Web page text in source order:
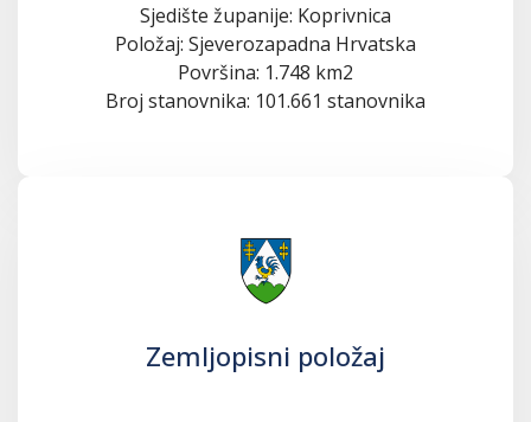
Sjedište županije: Koprivnica
Položaj: Sjeverozapadna Hrvatska
Površina: 1.748 km2
Broj stanovnika: 101.661 stanovnika
Zemljopisni položaj